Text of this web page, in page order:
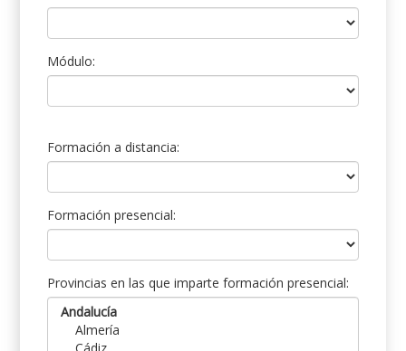
Módulo:
Formación a distancia:
Formación presencial:
Provincias en las que imparte formación presencial: